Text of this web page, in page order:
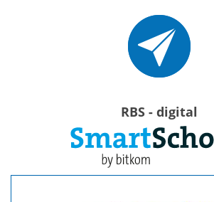
RBS - digital